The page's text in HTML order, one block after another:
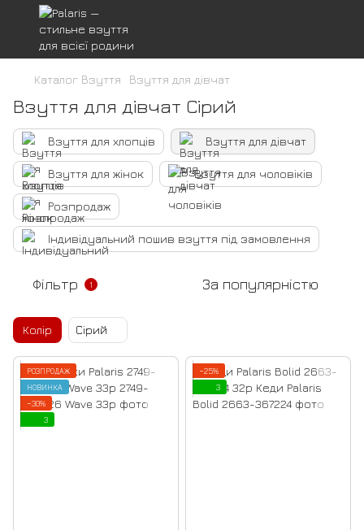
Каталог Взуття Взуття для дівчат
Взуття для дівчат Сірий
Взуття для хлопців Взуття для дівчат
Взуття для жінок Взуття для чоловіків
Розпродаж
Індивідуальний пошив взуття під замовлення
Фільтр 1 За популярністю
Колір Сірий
РОЗПРОДАЖ
НОВИНКА
−30%
3
−25%
3